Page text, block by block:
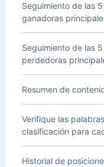
Seguimiento de las
ganadoras
Seguimiento de las
perdedoras
Resumen de
Verifique las
clasificación para
Historial de